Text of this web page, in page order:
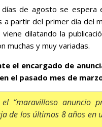
de agosto se espera
a partir del primer día del
dilatando la
muchas y muy variadas.
el encargado de
el pasado mes de
el “maravilloso anuncio
de los últimos 8 años en